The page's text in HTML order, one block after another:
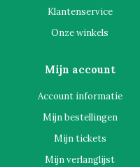
Klantenservice
Onze winkels
Mijn account
Account informatie
Mijn bestellingen
Mijn tickets
Mijn verlanglijst